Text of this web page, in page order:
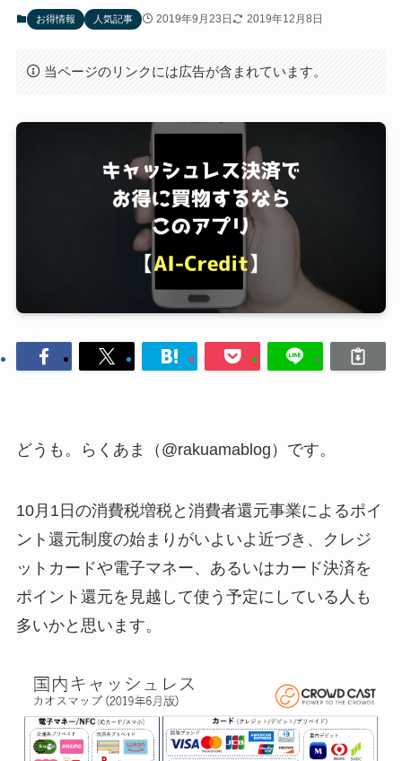
お得情報 人気記事 2019年9月23日 2019年12月8日
当ページのリンクには広告が含まれています。
どうも。らくあま（@rakuamablog）です。
10月1日の消費税増税と消費者還元事業によるポイ
ント還元制度の始まりがいよいよ近づき、クレジ
ットカードや電子マネー、あるいはカード決済を
ポイント還元を見越して使う予定にしている人も
多いかと思います。